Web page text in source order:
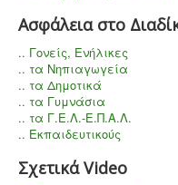
Ασφάλεια στο
.. Γονείς, Ενήλικες
.. τα Νηπιαγωγεία
.. τα Δημοτικά
.. τα Γυμνάσια
.. τα Γ.Ε.Λ.-Ε.Π.Α.Λ.
.. Εκπαιδευτικούς
Σχετικά Video